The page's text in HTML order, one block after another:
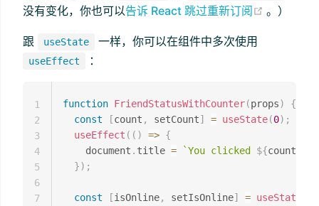
没有变化，你也可以告诉 React 跳过重新订阅 (opens
。）
跟 useState 一样，你可以在组件中多次使用
useEffect ：
function FriendStatusWithCounter(props)
{
const
[count , setCount] = useState(0) ;
useEffect ( ( ) => {
    document
. title = `You clicked ${count
}) ;
const [isOnline, setIsOnline] = useState
1
2
3
4
5
6
7